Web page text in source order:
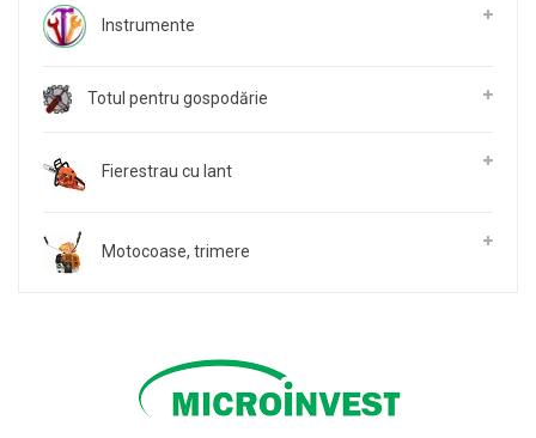
Instrumente
Totul pentru gospodărie
Fierestrau cu lant
Motocoase, trimere